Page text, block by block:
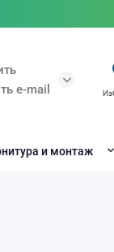
e-mail
и монтаж